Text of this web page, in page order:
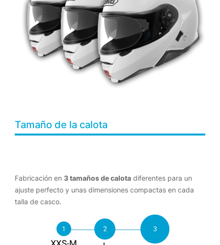
Tamaño de la calota
Fabricación en 3 tamaños de calota diferentes para un
ajuste perfecto y unas dimensiones compactas en cada
talla de casco.